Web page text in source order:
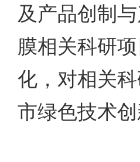
及产品创制
膜相关科研
化，对相关
市绿色技术